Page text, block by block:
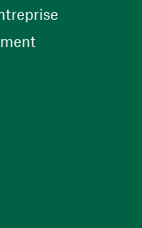
une nouvelle
fenêtre)
fenêtre)